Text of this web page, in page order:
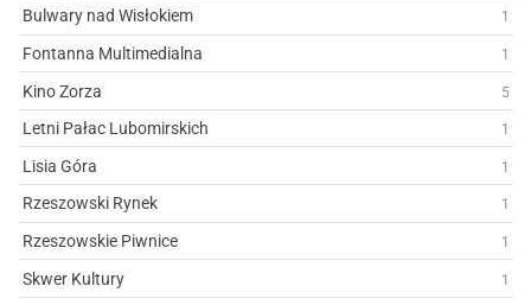
Bulwary nad Wisłokiem 1
Fontanna Multimedialna 1
Kino Zorza 5
Letni Pałac Lubomirskich 1
Lisia Góra 1
Rzeszowski Rynek 1
Rzeszowskie Piwnice 1
Skwer Kultury 1